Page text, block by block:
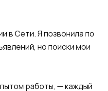
в Сети. Я позвонила по
но поиски мои
работы, — каждый